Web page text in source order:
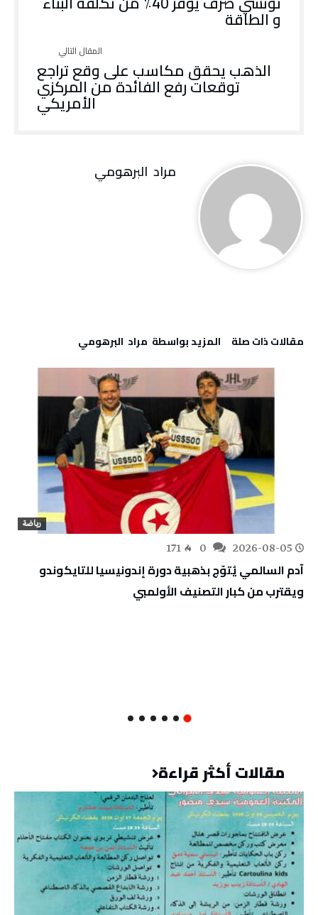
و الطاقة
الذهب يحقق مكاسب على وقع تراجع
توقعات رفع الفائدة من المركزي
الأمريكي
مراد‭ ‬ البرهومي
‫مقالات ذات صلة‬ ‫‫المزيد بواسطة‬ ‬ مراد‭ ‬ البرهومي
رياضة
2026-08-05
171
آدم السالمي يُتوّج بذهبية دورة إندونيسيا للتايكوندو
ويقترب من كبار التصنيف الأولمبي
مقالات أكثر قراءة